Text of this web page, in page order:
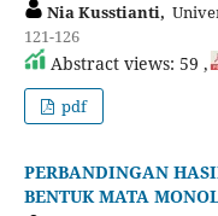
Nia Kusstianti,
121-126
Abstract views: 59 ,
pdf
PERBANDINGAN
BENTUK MATA